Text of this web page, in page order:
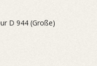
D 944 (Große)